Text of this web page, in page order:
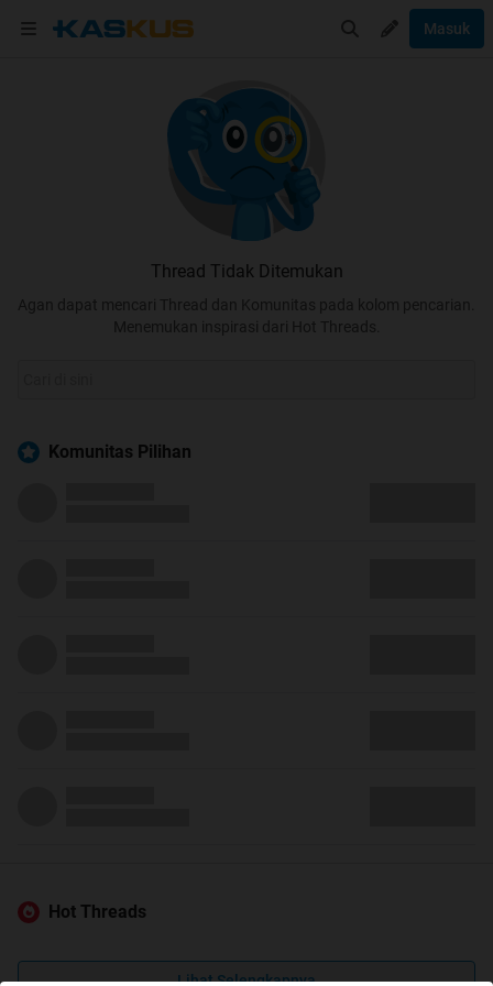
Masuk
Thread Tidak Ditemukan
Agan dapat mencari Thread dan Komunitas pada kolom pencarian.
Menemukan inspirasi dari Hot Threads.
Komunitas Pilihan
Hot Threads
Lihat Selengkapnya